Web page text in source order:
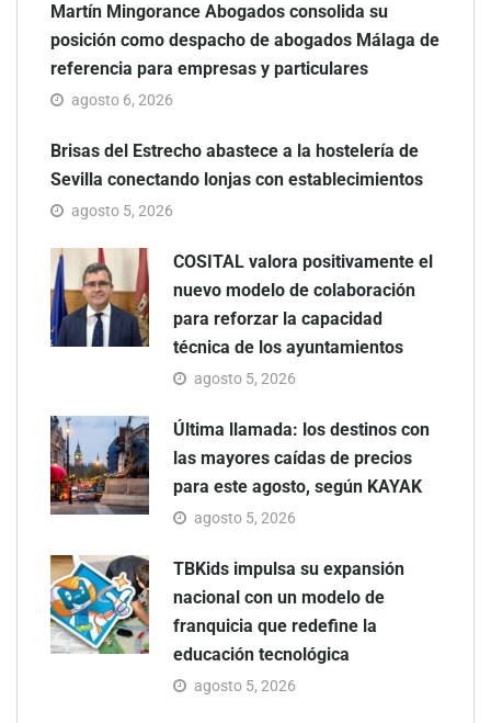
Martín Mingorance Abogados consolida su
posición como despacho de abogados Málaga de
referencia para empresas y particulares
agosto 6, 2026
Brisas del Estrecho abastece a la hostelería de
Sevilla conectando lonjas con establecimientos
agosto 5, 2026
COSITAL valora positivamente el
nuevo modelo de colaboración
para reforzar la capacidad
técnica de los ayuntamientos
agosto 5, 2026
Última llamada: los destinos con
las mayores caídas de precios
para este agosto, según KAYAK
agosto 5, 2026
TBKids impulsa su expansión
nacional con un modelo de
franquicia que redefine la
educación tecnológica
agosto 5, 2026